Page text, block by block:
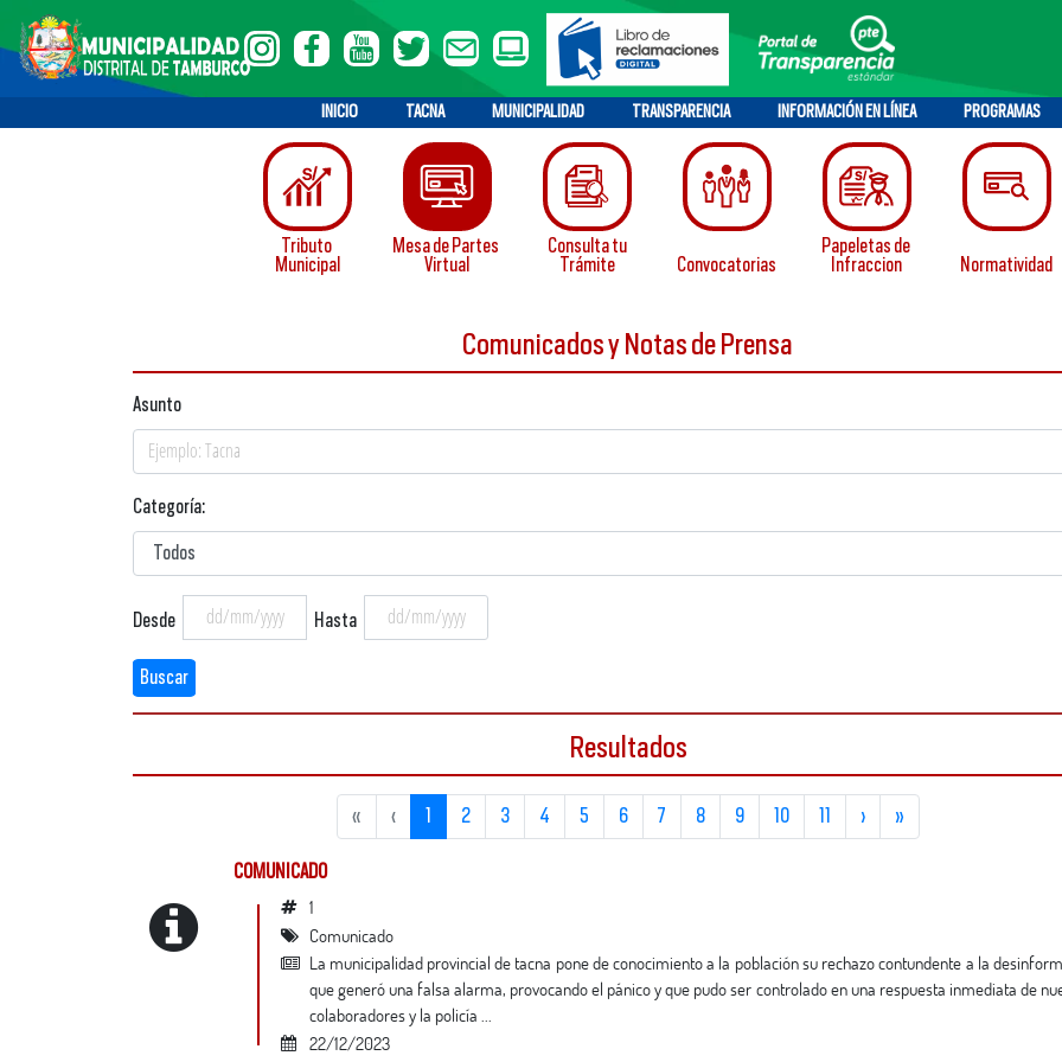
INICIO TACNA MUNICIPALIDAD TRANSPARENCIA INFORMACIÓN EN LÍNEA PROGRAMAS
Tributo
Municipal
Mesa de Partes
Virtual
Consulta tu
Trámite
Convocatorias
Papeletas de
Infraccion
Normatividad
Comunicados y Notas de Prensa
Asunto
Categoría:
Desde Hasta
Buscar
Resultados
« ‹ 1 2 3 4 5 6 7 8 9 10 11 › »
COMUNICADO
1
Comunicado
la municipalidad provincial de tacna pone de conocimiento a la población su rechazo contundente a la desinformación
que generó una falsa alarma, provocando el pánico y que pudo ser controlado en una respuesta inmediata de
colaboradores y la policía ...
22/12/2023